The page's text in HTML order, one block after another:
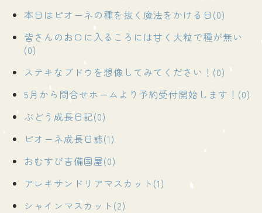
本日はピオーネの種を抜く魔法をかける日(0)
皆さんのお口に入るころには甘く大粒で種が無い
(0)
ステキなブドウを想像してみてください！(0)
5月から問合せホームより予約受付開始します！(0)
ぶどう成長日記(0)
ピオーネ成長日誌(1)
おむすび吉備国屋(0)
アレキサンドリアマスカット(1)
シャインマスカット(2)